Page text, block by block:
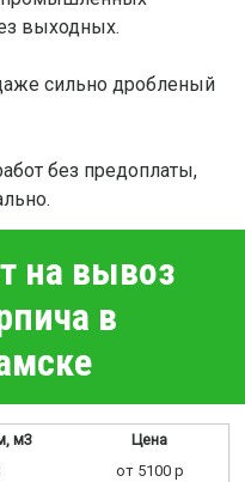
выходных.
сильно дробленый
без предоплаты,
на вывоз
в
м3
Цена
от 5100 р